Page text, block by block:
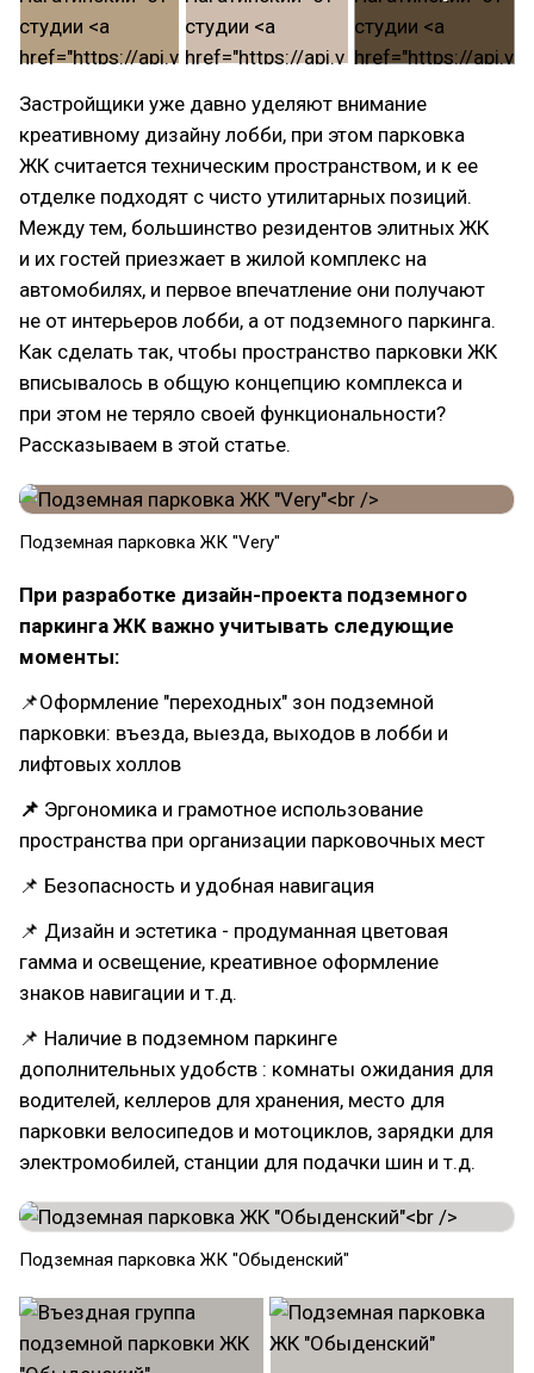
Застройщики уже давно уделяют внимание
креативному дизайну лобби, при этом парковка
ЖК считается техническим пространством, и к ее
отделке подходят с чисто утилитарных позиций.
Между тем, большинство резидентов элитных ЖК
и их гостей приезжает в жилой комплекс на
автомобилях, и первое впечатление они получают
не от интерьеров лобби, а от подземного паркинга.
Как сделать так, чтобы пространство парковки ЖК
вписывалось в общую концепцию комплекса и
при этом не теряло своей функциональности?
Рассказываем в этой статье.
Подземная парковка ЖК "Very"
При разработке дизайн-проекта подземного
паркинга ЖК важно учитывать следующие
моменты:
📌Оформление "переходных" зон подземной
парковки: въезда, выезда, выходов в лобби и
лифтовых холлов
📌 Эргономика и грамотное использование
пространства при организации парковочных мест
📌 Безопасность и удобная навигация
📌 Дизайн и эстетика - продуманная цветовая
гамма и освещение, креативное оформление
знаков навигации и т.д.
📌 Наличие в подземном паркинге
дополнительных удобств : комнаты ожидания для
водителей, келлеров для хранения, место для
парковки велосипедов и мотоциклов, зарядки для
электромобилей, станции для подачки шин и т.д.
Подземная парковка ЖК "Обыденский"